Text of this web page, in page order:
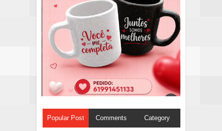
Popular Post Comments Category